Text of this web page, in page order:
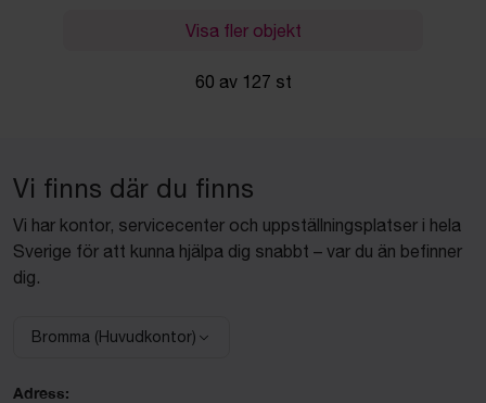
Visa fler objekt
60 av 127 st
Vi finns där du finns
Vi har kontor, servicecenter och uppställningsplatser i hela
Sverige för att kunna hjälpa dig snabbt – var du än befinner
dig.
Välj anläggning:
Bromma (Huvudkontor)
Adress: